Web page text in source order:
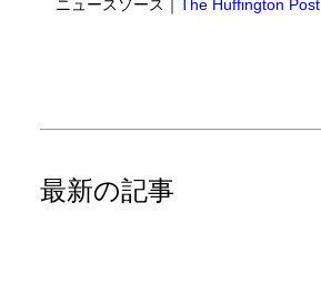
ニュースソース｜The Huffington Post
最新の記事